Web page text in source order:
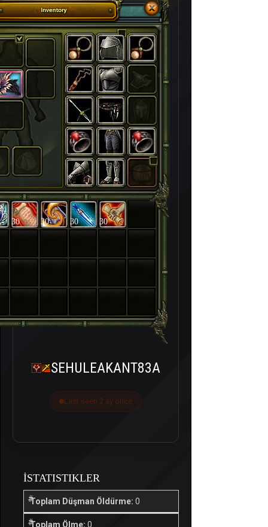
30 30 30 30
SEHULEAKANT83A
Last seen 2 ay önce
İSTATISTIKLER
Toplam Düşman Öldürme: 0
Toplam Ölme: 0